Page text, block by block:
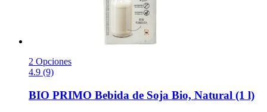
2 Opciones
4.9 (9)
BIO PRIMO Bebida de Soja Bio, Natural (1 l)